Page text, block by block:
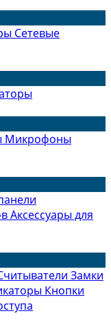
Сетевые
Микрофоны
Аксессуары для
Замки
Кнопки